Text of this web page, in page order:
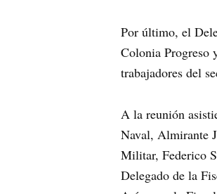
Por último, el
Colonia Progreso
trabajadores del
A la reunión
Naval, Almirante
Militar, Federico
Delegado de la